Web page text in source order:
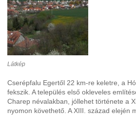
Látkép
Cserépfalu Egertől 22 km-re keletre, a
fekszik. A település első okleveles
Charep névalakban, jóllehet története a
nyomon követhető. A XIII. század elején